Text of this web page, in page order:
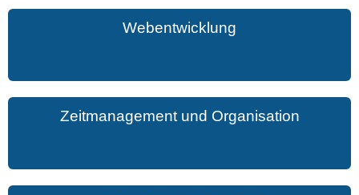
Webentwicklung
Zeitmanagement und Organisation